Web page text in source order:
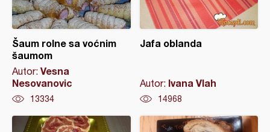
Šaum rolne sa voćnim
šaumom
Autor: Vesna
Nesovanovic
13334
Jafa oblanda
Autor: Ivana Vlah
14968